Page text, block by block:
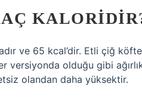
ve 65 kcal’dir. Etli çiğ
olduğu gibi
olandan daha yüksektir.